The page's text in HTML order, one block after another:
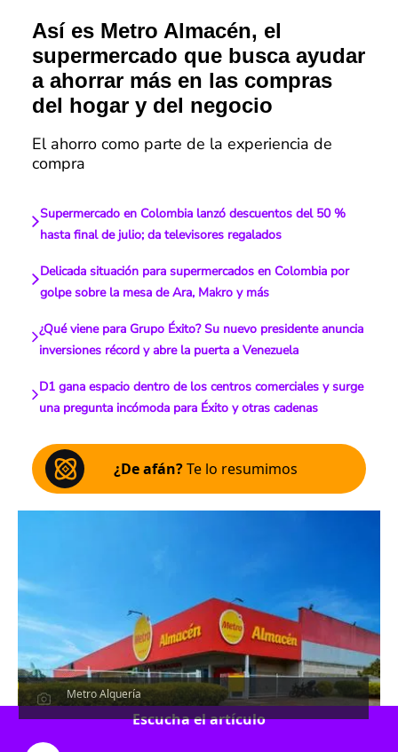
Así es Metro Almacén, el
supermercado que busca ayudar
a ahorrar más en las compras
del hogar y del negocio
El ahorro como parte de la experiencia de
compra
Supermercado en Colombia lanzó descuentos del 50 %
hasta final de julio; da televisores regalados
Delicada situación para supermercados en Colombia por
golpe sobre la mesa de Ara, Makro y más
¿Qué viene para Grupo Éxito? Su nuevo presidente anuncia
inversiones récord y abre la puerta a Venezuela
D1 gana espacio dentro de los centros comerciales y surge
una pregunta incómoda para Éxito y otras cadenas
¿De afán?Te lo resumimos
Metro Alquería
Escucha el artículo